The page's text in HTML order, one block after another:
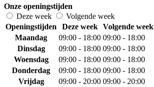
Onze openingstijden
Deze week
Volgende week
Openingstijden
Deze week
Volgende week
Maandag
09:00 - 18:00 09:00 - 18:00
Dinsdag
09:00 - 18:00 09:00 - 18:00
Woensdag
09:00 - 18:00 09:00 - 18:00
Donderdag
09:00 - 18:00 09:00 - 18:00
Vrijdag
09:00 - 20:00 09:00 - 20:00